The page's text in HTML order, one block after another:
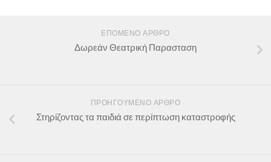
ΕΠΌΜΕΝΟ ΆΡΘΡΟ
Δωρεάν Θεατρική Παρασταση
ΠΡΟΗΓΟΎΜΕΝΟ ΆΡΘΡΟ
Στηρίζοντας τα παιδιά σε περίπτωση καταστροφής